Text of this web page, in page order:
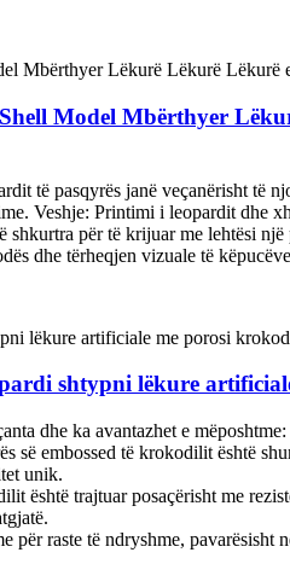
Model Mbërthyer
të pasqyrës janë veçanërisht të
Veshje: Printimi i leopardit dhe
shkurtra për të krijuar me lehtësi
dhe tërheqjen vizuale të
shtypni lëkure
dhe ka avantazhet e mëposhtme:
së embossed të krokodilit është
unik.
është trajtuar posaçërisht me
për raste të ndryshme,